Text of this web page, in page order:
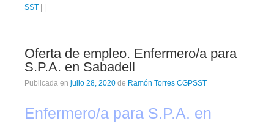
SST | |
Oferta de empleo. Enfermero/a para
S.P.A. en Sabadell
Publicada en julio 28, 2020 de Ramón Torres CGPSST
Enfermero/a para S.P.A. en